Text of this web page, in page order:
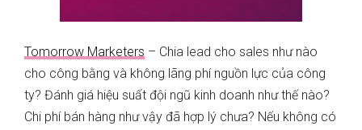
Tomorrow Marketers – Chia lead cho sales như nào
cho công bằng và không lãng phí nguồn lực của công
ty? Đánh giá hiệu suất đội ngũ kinh doanh như thế nào?
Chi phí bán hàng như vậy đã hợp lý chưa? Nếu không có